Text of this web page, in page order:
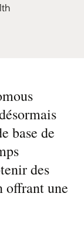
base de
des
offrant une